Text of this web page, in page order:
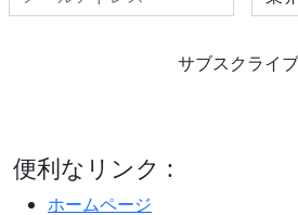
サブスクライブ
便利なリンク :
ホームページ